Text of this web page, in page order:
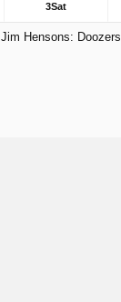
3Sat
Jim Hensons: Doozers